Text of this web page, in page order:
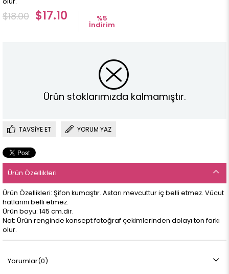
$18.00 $17.10 %5
İndirim
Ürün stoklarımızda kalmamıştır.
TAVSIYE ET YORUM YAZ
Ürün Özellikleri
Ürün Özellikleri: Şifon kumaştır. Astarı mevcuttur iç belli etmez. Vücut
hatlarını belli etmez.
Ürün boyu: 145 cm.dir.
Not: Ürün renginde konsept fotoğraf çekimlerinden dolayı ton farkı
olur.
Yorumlar(0)